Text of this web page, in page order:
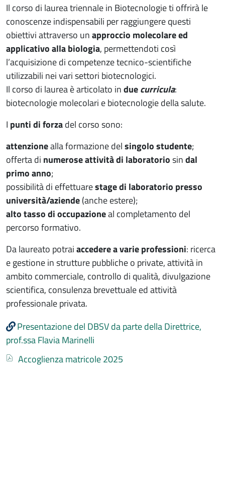
Il corso di laurea triennale in Biotecnologie ti offrirà le
conoscenze indispensabili per raggiungere questi
obiettivi attraverso unapproccio molecolare ed
applicativo alla biologia, permettendoti così
l’acquisizione di competenze tecnico-scientifiche
utilizzabili nei vari settori biotecnologici.
Il corso di laurea è articolato induecurricula:
biotecnologie molecolari e biotecnologie della salute.
I punti di forzadel corso sono:
attenzionealla formazione delsingolo studente;
offerta di numerose attività di laboratoriosindal
primo anno;
possibilità di effettuarestage di laboratorio presso
università/aziende(anche estere);
alto tasso di occupazioneal completamento del
percorso formativo.
Da laureato potraiaccedere a varie professioni: ricerca
e gestione in strutture pubbliche o private, attività in
ambito commerciale, controllo di qualità, divulgazione
scientifica, consulenza brevettuale ed attività
professionale privata.
Presentazione del DBSV da parte della Direttrice,
prof.ssa Flavia Marinelli
Documento
Accoglienza matricole 2025